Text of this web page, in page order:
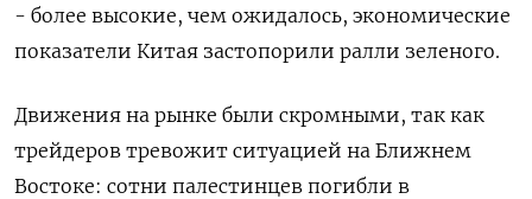
- более высокие, чем ожидалось, экономические
показатели Китая застопорили ралли зеленого.
Движения на рынке были скромными, так как
трейдеров тревожит ситуацией на Ближнем
Востоке: сотни палестинцев погибли в